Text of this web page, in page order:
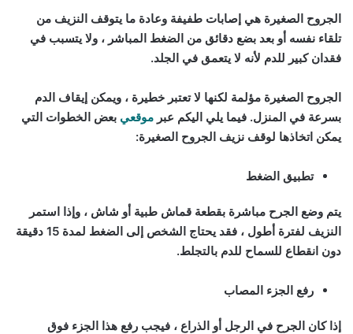
الجروح الصغيرة هي إصابات طفيفة وعادة ما يتوقف النزيف من
تلقاء نفسه أو بعد بضع دقائق من الضغط المباشر ، ولا يتسبب في
فقدان كبير للدم لأنه لا يتعمق في الجلد.
الجروح الصغيرة مؤلمة لكنها لا تعتبر خطيرة ، ويمكن إيقاف الدم
بسرعة في المنزل. فيما يلي اليكم عبر موقعي بعض الخطوات التي
يمكن اتخاذها لوقف نزيف الجروح الصغيرة:
تطبيق الضغط
يتم وضع الجرح مباشرة بقطعة قماش طبية أو شاش ، وإذا استمر
النزيف لفترة أطول ، فقد يحتاج الشخص إلى الضغط لمدة 15 دقيقة
دون انقطاع للسماح للدم بالتجلط.
رفع الجزء المصاب
إذا كان الجرح في الرجل أو الذراع ، فيجب رفع هذا الجزء فوق